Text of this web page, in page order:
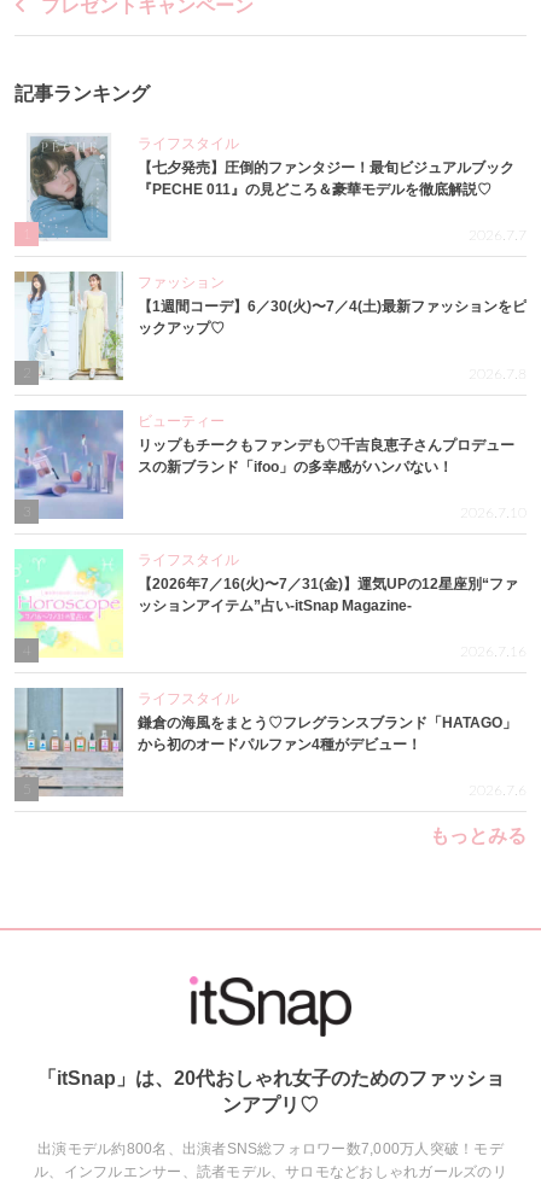
プレゼントキャンペーン
記事ランキング
ライフスタイル
【七夕発売】圧倒的ファンタジー！最旬ビジュアルブック
『PECHE 011』の見どころ＆豪華モデルを徹底解説♡
2026.7.7
ファッション
【1週間コーデ】6／30(火)〜7／4(土)最新ファッションをピ
ックアップ♡
2026.7.8
3
ビューティー
リップもチークもファンデも♡千吉良恵子さんプロデュー
スの新ブランド「ifoo」の多幸感がハンパない！
2026.7.10
4
ライフスタイル
【2026年7／16(火)〜7／31(金)】運気UPの12星座別“ファ
ッションアイテム”占い-itSnap Magazine-
2026.7.16
ライフスタイル
鎌倉の海風をまとう♡フレグランスブランド「HATAGO」
から初のオードパルファン4種がデビュー！
2026.7.6
もっとみる
「itSnap」は、20代おしゃれ女子のためのファッショ
ンアプリ♡
出演モデル約800名、出演者SNS総フォロワー数7,000万人突破！モデ
ル、インフルエンサー、読者モデル、サロモなどおしゃれガールズのリ